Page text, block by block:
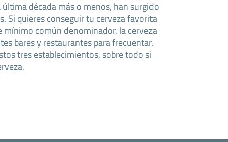
década más o menos, han surgido
Si quieres conseguir tu cerveza favorita
mínimo común denominador, la cerveza
bares y restaurantes para frecuentar.
tres establecimientos, sobre todo si